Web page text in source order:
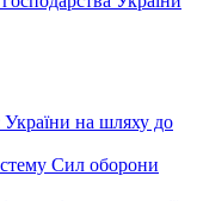
на шляху до
Сил оборони